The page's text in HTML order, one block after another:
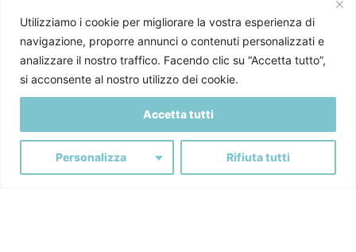
Utilizziamo i cookie per migliorare la vostra esperienza di
navigazione, proporre annunci o contenuti personalizzati e
analizzare il nostro traffico. Facendo clic su “Accetta tutto”,
si acconsente al nostro utilizzo dei cookie.
Personalizza Rifiuta tutti
Accetta tutti
Iscriviti alla Newsletter